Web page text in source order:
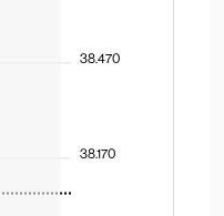
38.170
38.470